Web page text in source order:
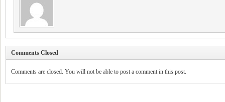
Comments Closed
Comments are closed. You will not be able to post a comment in this post.